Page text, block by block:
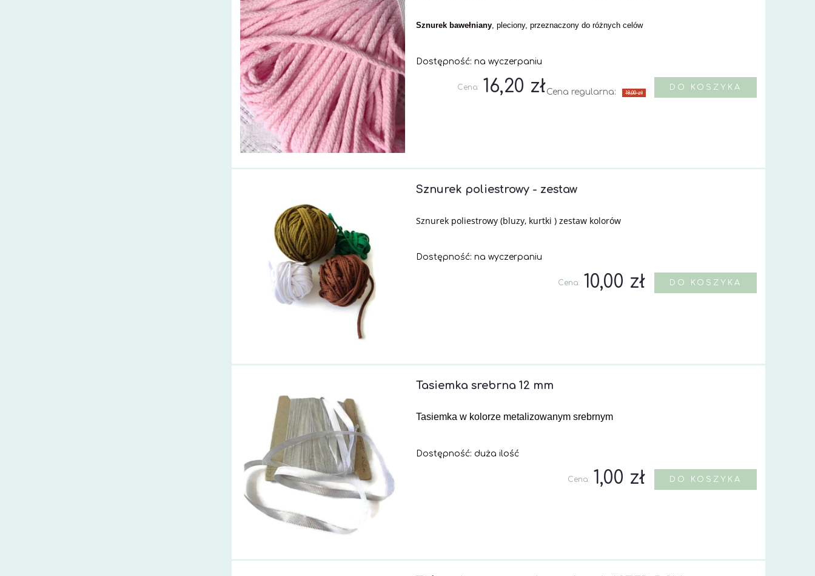
Sznurek bawełniany, pleciony, przeznaczony do różnych celów
Dostępność: na wyczerpaniu
Cena: 16,20 złCena regularna: 18,00 zł
DO KOSZYKA
Sznurek poliestrowy - zestaw
Sznurek poliestrowy (bluzy, kurtki ) zestaw kolorów
Dostępność: na wyczerpaniu
Cena: 10,00 zł DO KOSZYKA
Tasiemka srebrna 12 mm
Tasiemka w kolorze metalizowanym srebrnym
Dostępność: duża ilość
Cena: 1,00 zł DO KOSZYKA